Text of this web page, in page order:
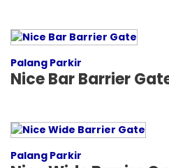
Palang Parkir
Nice Bar Barrier
Palang Parkir